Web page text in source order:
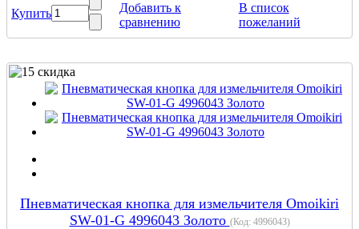
Купить
Добавить к
сравнению
В список
пожеланий
Пневматическая кнопка для измельчителя Omoikiri
SW-01-G 4996043 Золото (Код: 4996043)